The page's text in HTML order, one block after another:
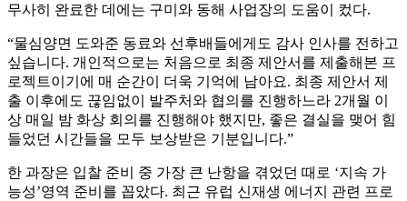
무사히 완료한 데에는 구미와 동해 사업장의 도움이 컸다.
“물심양면 도와준 동료와 선후배들에게도 감사 인사를 전하고
싶습니다. 개인적으로는 처음으로 최종 제안서를 제출해본 프
로젝트이기에 매 순간이 더욱 기억에 남아요. 최종 제안서 제
출 이후에도 끊임없이 발주처와 협의를 진행하느라 2개월 이
상 매일 밤 화상 회의를 진행해야 했지만, 좋은 결실을 맺어 힘
들었던 시간들을 모두 보상받은 기분입니다.”
한 과장은 입찰 준비 중 가장 큰 난항을 겪었던 때로 ‘지속 가
능성’영역 준비를 꼽았다. 최근 유럽 신재생 에너지 관련 프로